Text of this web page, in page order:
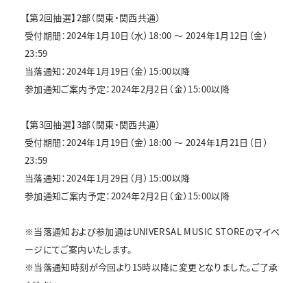
【第2回抽選】2部（関東・関西共通）
受付期間：2024年1月10日（水）18:00 ～ 2024年1月12日（金）
23:59
当落通知：2024年1月19日（金）15:00以降
参加通知ご案内予定：2024年2月2日（金）15:00以降
【第3回抽選】3部（関東・関西共通）
受付期間：2024年1月19日（金）18:00 ～ 2024年1月21日（日）
23:59
当落通知：2024年1月29日（月）15:00以降
参加通知ご案内予定：2024年2月2日（金）15:00以降
※当落通知および参加通はUNIVERSAL MUSIC STOREのマイペ
ージにてご案内いたします。
※当落通知時刻が今回より15時以降に変更となりました。ご了承